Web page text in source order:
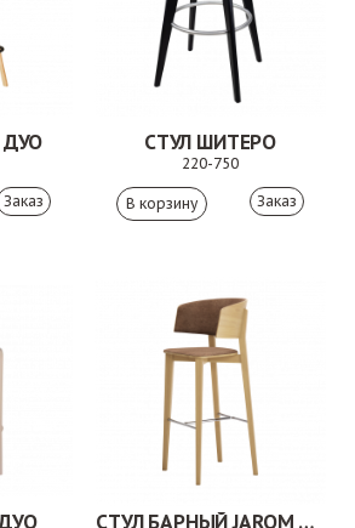
ДУО
Заказ
СТУЛ ШИТЕРО
220-750
Заказ
СТУЛ БАРНЫЙ JAROM 3AL